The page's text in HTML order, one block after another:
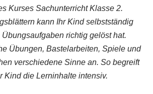
Kurses Sachunterricht Klasse 2.
kann Ihr Kind selbstständig
richtig gelöst hat.
Übungen, Bastelarbeiten, Spiele und
verschiedene Sinne an. So begreift
Kind die Lerninhalte intensiv.